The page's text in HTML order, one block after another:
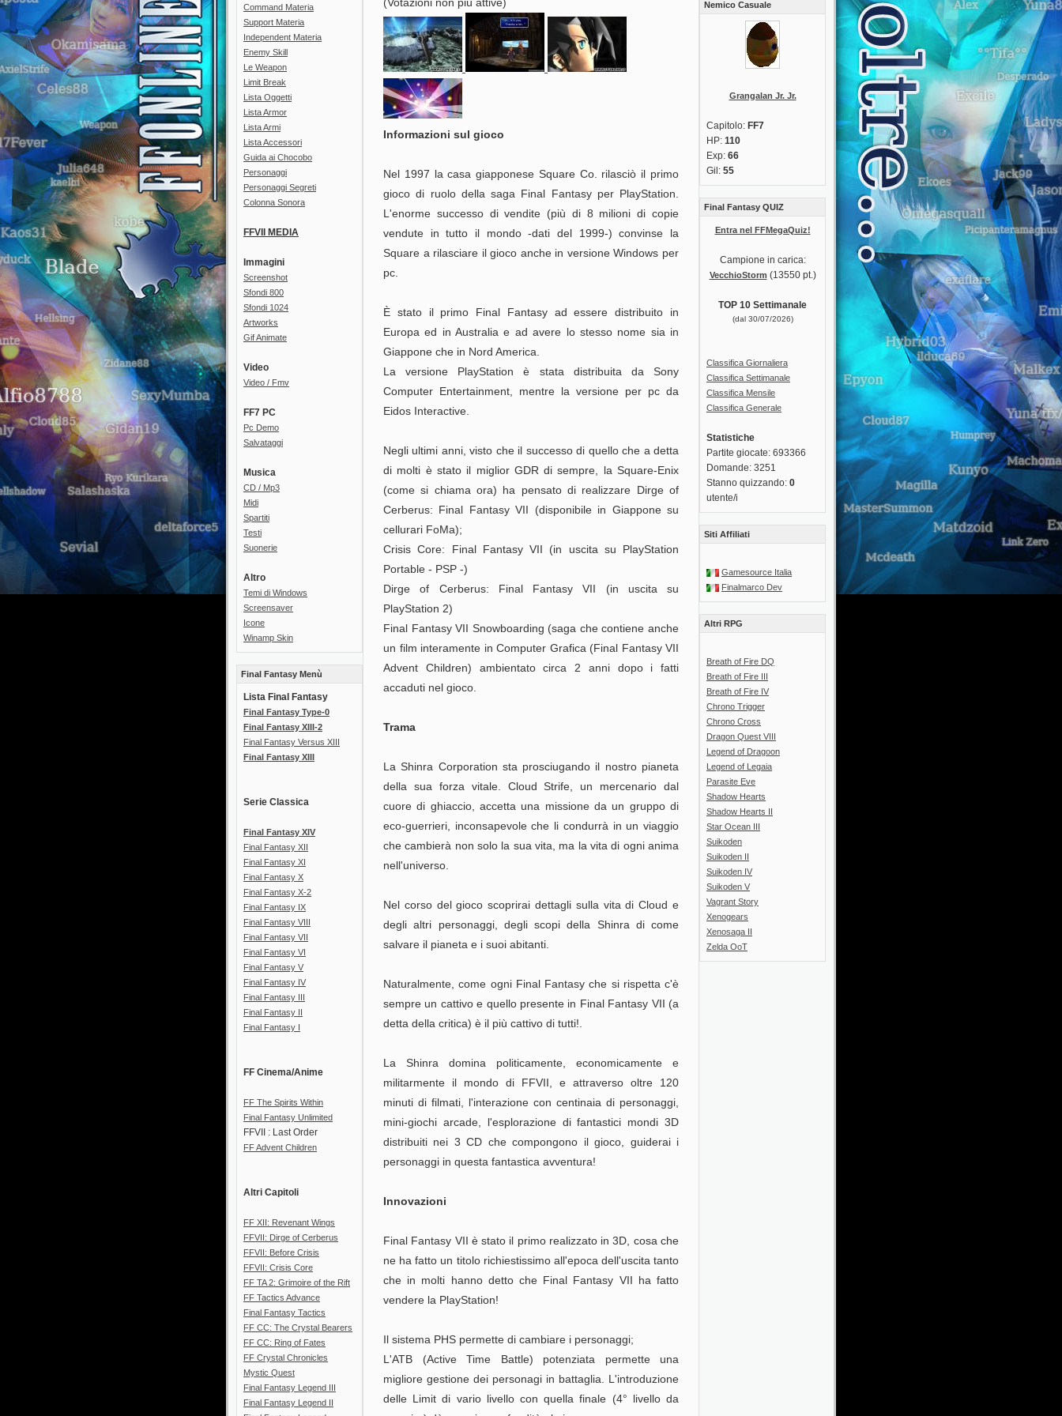
Command Materia
Support Materia
Independent Materia
Enemy Skill
Le Weapon
Limit Break
Lista Oggetti
Lista Armor
Lista Armi
Lista Accessori
Guida ai Chocobo
Personaggi
Personaggi Segreti
Colonna Sonora
FFVII MEDIA
Immagini
Screenshot
Sfondi 800
Sfondi 1024
Artworks
Gif Animate
Video
Video / Fmv
FF7 PC
Pc Demo
Salvataggi
Musica
CD / Mp3
Midi
Spartiti
Testi
Suonerie
Altro
Temi di Windows
Screensaver
Icone
Winamp Skin
Final Fantasy Menù
Lista Final Fantasy
Final Fantasy Type-0
Final Fantasy XIII-2
Final Fantasy Versus XIII
Final Fantasy XIII
Serie Classica
Final Fantasy XIV
Final Fantasy XII
Final Fantasy XI
Final Fantasy X
Final Fantasy X-2
Final Fantasy IX
Final Fantasy VIII
Final Fantasy VII
Final Fantasy VI
Final Fantasy V
Final Fantasy IV
Final Fantasy III
Final Fantasy II
Final Fantasy I
FF Cinema/Anime
FF The Spirits Within
Final Fantasy Unlimited
FFVII : Last Order
FF Advent Children
Altri Capitoli
FF XII: Revenant Wings
FFVII: Dirge of Cerberus
FFVII: Before Crisis
FFVII: Crisis Core
FF TA 2: Grimoire of the Rift
FF Tactics Advance
Final Fantasy Tactics
FF CC: The Crystal Bearers
FF CC: Ring of Fates
FF Crystal Chronicles
Mystic Quest
Final Fantasy Legend III
Final Fantasy Legend II
Informazioni sul gioco
Nel 1997 la casa giapponese Square Co. rilasciò il primo
gioco di ruolo della saga Final Fantasy per PlayStation.
L'enorme successo di vendite (più di 8 milioni di copie
vendute in tutto il mondo -dati del 1999-) convinse la
Square a rilasciare il gioco anche in versione Windows per
pc.
È stato il primo Final Fantasy ad essere distribuito in
Europa ed in Australia e ad avere lo stesso nome sia in
Giappone che in Nord America.
La versione PlayStation è stata distribuita da Sony
Computer Entertainment, mentre la versione per pc da
Eidos Interactive.
Negli ultimi anni, visto che il successo di quello che a detta
di molti è stato il miglior GDR di sempre, la Square-Enix
(come si chiama ora) ha pensato di realizzare Dirge of
Cerberus: Final Fantasy VII (disponibile in Giappone su
cellurari FoMa);
Crisis Core: Final Fantasy VII (in uscita su PlayStation
Portable - PSP -)
Dirge of Cerberus: Final Fantasy VII (in uscita su
PlayStation 2)
Final Fantasy VII Snowboarding (saga che contiene anche
un film interamente in Computer Grafica (Final Fantasy VII
Advent Children) ambientato circa 2 anni dopo i fatti
accaduti nel gioco.
Trama
La Shinra Corporation sta prosciugando il nostro pianeta
della sua forza vitale. Cloud Strife, un mercenario dal
cuore di ghiaccio, accetta una missione da un gruppo di
eco-guerrieri, inconsapevole che li condurrà in un viaggio
che cambierà non solo la sua vita, ma la vita di ogni anima
nell'universo.
Nel corso del gioco scoprirai dettagli sulla vita di Cloud e
degli altri personaggi, degli scopi della Shinra di come
salvare il pianeta e i suoi abitanti.
Naturalmente, come ogni Final Fantasy che si rispetta c'è
sempre un cattivo e quello presente in Final Fantasy VII (a
detta della critica) è il più cattivo di tutti!.
La Shinra domina politicamente, economicamente e
militarmente il mondo di FFVII, e attraverso oltre 120
minuti di filmati, l'interazione con centinaia di personaggi,
mini-giochi arcade, l'esplorazione di fantastici mondi 3D
distribuiti nei 3 CD che compongono il gioco, guiderai i
personaggi in questa fantastica avventura!
Innovazioni
Final Fantasy VII è stato il primo realizzato in 3D, cosa che
ne ha fatto un titolo richiestissimo all'epoca dell'uscita tanto
che in molti hanno detto che Final Fantasy VII ha fatto
vendere la PlayStation!
Il sistema PHS permette di cambiare i personaggi;
L'ATB (Active Time Battle) potenziata permette una
migliore gestione dei personagi in battaglia. L'introduzione
delle Limit di vario livello con quella finale (4° livello da
Nemico Casuale
Grangalan Jr. Jr.
Capitolo: FF7
HP: 110
Exp: 66
Gil: 55
Final Fantasy QUIZ
Entra nel FFMegaQuiz!
Campione in carica:
VecchioStorm (13550 pt.)
TOP 10 Settimanale
(dal 30/07/2026)
Classifica Giornaliera
Classifica Settimanale
Classifica Mensile
Classifica Generale
Statistiche
Partite giocate: 693366
Domande: 3251
Stanno quizzando: 0
utente/i
Siti Affiliati
Gamesource Italia
Finalmarco Dev
Altri RPG
Breath of Fire DQ
Breath of Fire III
Breath of Fire IV
Chrono Trigger
Chrono Cross
Dragon Quest VIII
Legend of Dragoon
Legend of Legaia
Parasite Eve
Shadow Hearts
Shadow Hearts II
Star Ocean III
Suikoden
Suikoden II
Suikoden IV
Suikoden V
Vagrant Story
Xenogears
Xenosaga II
Zelda OoT